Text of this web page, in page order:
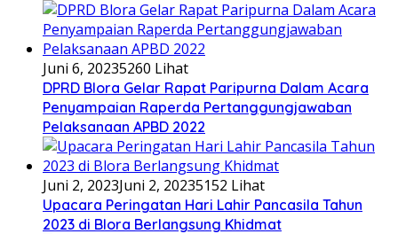
Juni 6, 20235260 Lihat
DPRD Blora Gelar Rapat Paripurna Dalam Acara
Penyampaian Raperda Pertanggungjawaban
Pelaksanaan APBD 2022
Juni 2, 2023Juni 2, 20235152 Lihat
Upacara Peringatan Hari Lahir Pancasila Tahun
2023 di Blora Berlangsung Khidmat